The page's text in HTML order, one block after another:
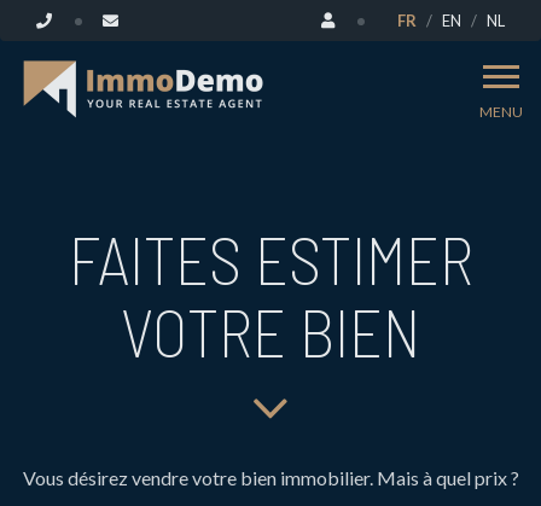
FR EN NL
MENU
FAITES ESTIMER
VOTRE BIEN
Vous désirez vendre votre bien immobilier. Mais à quel prix ?